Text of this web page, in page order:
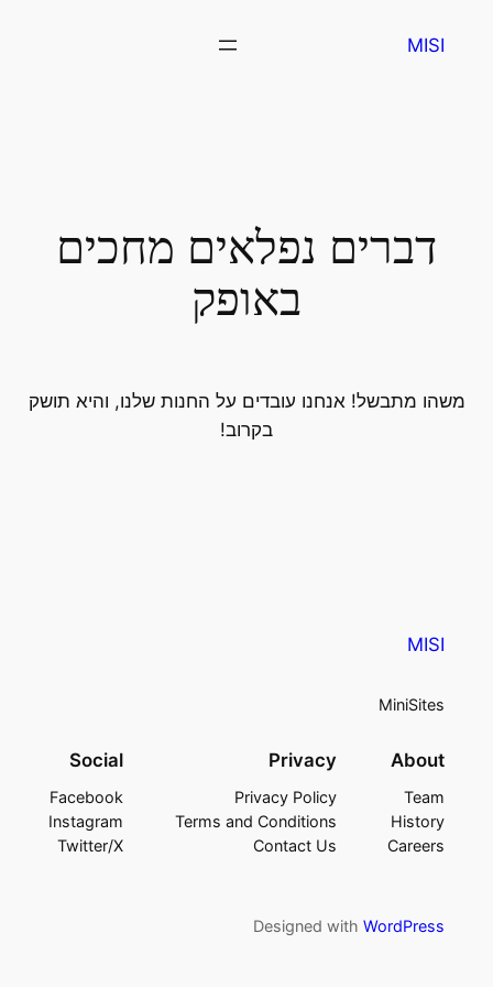
MISI
דברים נפלאים מחכים
באופק
משהו מתבשל! אנחנו עובדים על החנות שלנו, והיא תושק
בקרוב!
MISI
MiniSites
About
Team
History
Careers
Privacy
Privacy Policy
Terms and Conditions
Contact Us
Social
Facebook
Instagram
Twitter/X
Designed withWordPress